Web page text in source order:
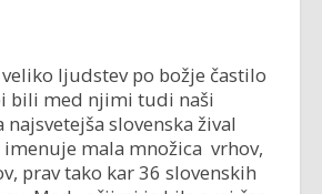
ljudstev po božje častilo
bili med njimi tudi naši
slovenska žival
imenuje mala množica vrhov,
prav tako kar 36 slovenskih